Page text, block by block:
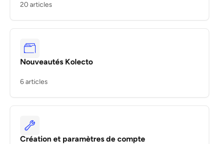
20 articles
Nouveautés Kolecto
6 articles
Création et paramètres de compte